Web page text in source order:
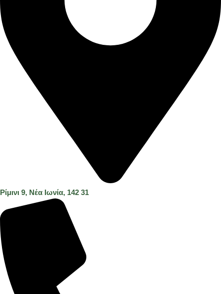
Ρίμινι 9, Νέα Ιωνία, 142 31